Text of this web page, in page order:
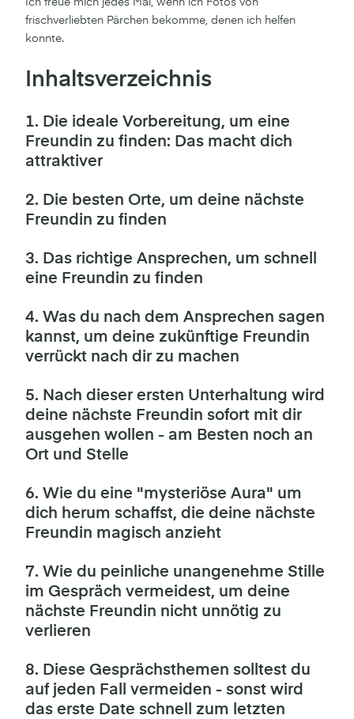
frischverliebten Pärchen bekomme, denen ich helfen
konnte.
Inhaltsverzeichnis
1. Die ideale Vorbereitung, um eine
Freundin zu finden: Das macht dich
attraktiver
2. Die besten Orte, um deine nächste
Freundin zu finden
3. Das richtige Ansprechen, um schnell
eine Freundin zu finden
4. Was du nach dem Ansprechen sagen
kannst, um deine zukünftige Freundin
verrückt nach dir zu machen
5. Nach dieser ersten Unterhaltung wird
deine nächste Freundin sofort mit dir
ausgehen wollen - am Besten noch an
Ort und Stelle
6. Wie du eine "mysteriöse Aura" um
dich herum schaffst, die deine nächste
Freundin magisch anzieht
7. Wie du peinliche unangenehme Stille
im Gespräch vermeidest, um deine
nächste Freundin nicht unnötig zu
verlieren
8. Diese Gesprächsthemen solltest du
auf jeden Fall vermeiden - sonst wird
das erste Date schnell zum letzten